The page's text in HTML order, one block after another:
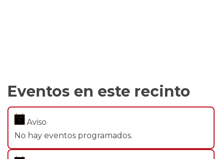
Eventos en este recinto
Aviso
No hay eventos programados.